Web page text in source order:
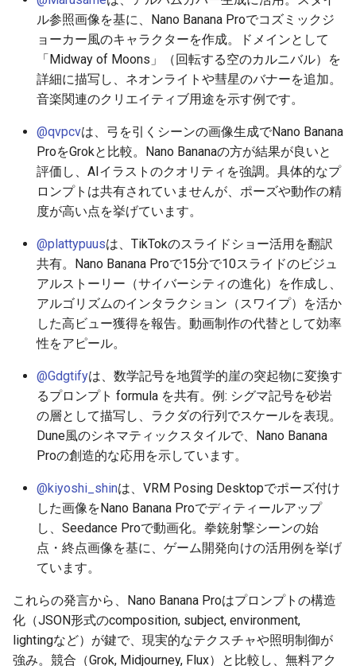
2026-06-15
2026-06-14
2026-06-13
2026-06-12
2026-06-11
2026-06-09
2026-06-08
2026-06-06
2026-06-05
2026-06-04
2026-06-03
2026-06-02
2026-05-31
2026-05-30
2025-11-30
2025-11-29
2025-11-28
2025-11-27
2025-11-26
2025-11-24
2025-11-23
2025-11-21
2025-11-20
2025-11-19
2025-11-18
2025-11-17
2025-11-15
2025-11-14
2026-06-15
2026-06-14
2026-06-13
2026-06-12
2026-06-11
2026-06-09
2026-06-08
2026-06-06
2026-06-05
2026-06-04
2026-06-03
2026-06-02
2026-05-31
2026-05-30
2025-11-30
2025-11-29
2025-11-28
2025-11-27
2025-11-26
2025-11-24
2025-11-23
2025-11-21
2025-11-20
2025-11-19
2025-11-18
2025-11-17
2025-11-15
2025-11-14
2025-11-30
2025-11-29
2025-11-28
2025-11-27
2025-11-26
2025-11-24
2025-11-23
2025-11-22
2025-11-21
2025-11-20
2025-11-19
2025-11-18
2025-11-17
2025-11-16
2025-11-15
2025-11-14
2026-06-13
2026-06-12
2026-06-11
2026-06-10
2026-06-09
2026-06-06
2026-06-05
2026-06-03
2026-06-02
2026-05-31
2026-05-30
2026-05-29
2026-05-27
2026-05-26
2025-11-30
2025-11-29
2025-11-28
2025-11-27
2025-11-26
2025-11-24
2025-11-23
2025-11-21
2025-11-20
2025-11-19
2025-11-18
2025-11-17
2025-11-15
2025-11-14
2026-06-15
2026-06-14
2026-06-13
2026-06-12
2026-06-11
2026-06-09
2026-06-08
2026-06-06
2026-06-05
2026-06-04
2026-06-03
2026-06-02
2026-05-31
2026-05-30
2026-06-09
2026-06-08
2026-06-07
2026-06-06
2026-06-05
2026-06-03
2026-06-02
2026-05-31
2026-05-30
ル参照画像を基に、Nano Banana Proでコズミックジ
ョーカー風のキャラクターを作成。ドメインとして
「Midway of Moons」（回転する空のカルニバル）を
詳細に描写し、ネオンライトや彗星のバナーを追加。
音楽関連のクリエイティブ用途を示す例です。
@qvpcvは、弓を引くシーンの画像生成でNano Banana
ProをGrokと比較。Nano Bananaの方が結果が良いと
評価し、AIイラストのクオリティを強調。具体的なプ
ロンプトは共有されていませんが、ポーズや動作の精
度が高い点を挙げています。
@plattypuusは、TikTokのスライドショー活用を翻訳
共有。Nano Banana Proで15分で10スライドのビジュ
アルストーリー（サイバーシティの進化）を作成し、
アルゴリズムのインタラクション（スワイプ）を活か
した高ビュー獲得を報告。動画制作の代替として効率
性をアピール。
@Gdgtifyは、数学記号を地質学的崖の突起物に変換す
るプロンプト formula を共有。例: シグマ記号を砂岩
の層として描写し、ラクダの行列でスケールを表現。
Dune風のシネマティックスタイルで、Nano Banana
Proの創造的な応用を示しています。
@kiyoshi_shinは、VRM Posing Desktopでポーズ付け
した画像をNano Banana Proでディティールアップ
し、Seedance Proで動画化。拳銃射撃シーンの始
点・終点画像を基に、ゲーム開発向けの活用例を挙げ
ています。
これらの発言から、Nano Banana Proはプロンプトの構造
化（JSON形式のcomposition, subject, environment,
lightingなど）が鍵で、現実的なテクスチャや照明制御が
強み。競合（Grok, Midjourney, Flux）と比較し、無料アク